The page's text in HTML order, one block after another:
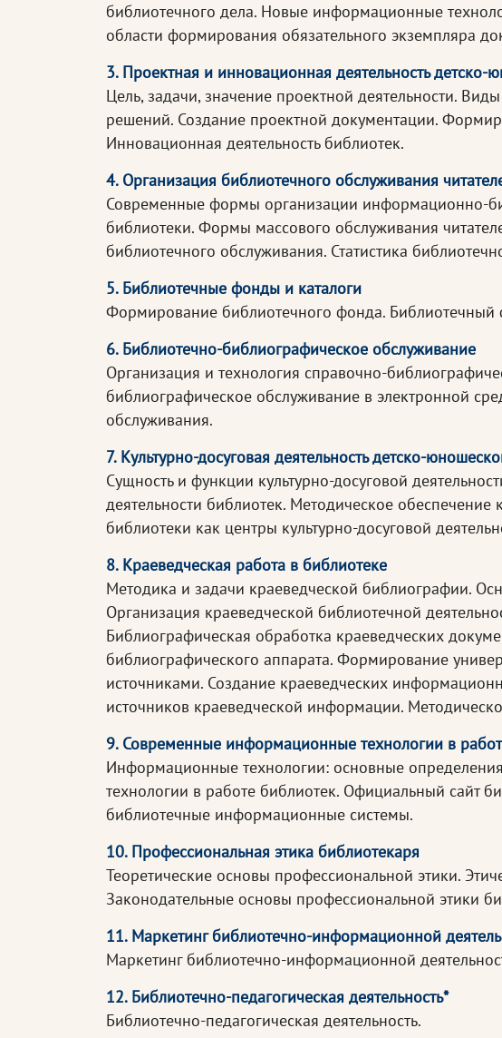
библиотечного дела. Новые информационные
области формирования обязательного экземпляра
3. Проектная и инновационная деятельность детско-
Цель, задачи, значение проектной деятельности.
решений. Создание проектной документации.
Инновационная деятельность библиотек.
4. Организация библиотечного обслуживания
Современные формы организации информационно-
библиотеки. Формы массового обслуживания
библиотечного обслуживания. Статистика
5. Библиотечные фонды и каталоги
Формирование библиотечного фонда. Библиотечный
6. Библиотечно-библиографическое обслуживание
Организация и технология справочно-
библиографическое обслуживание в электронной
обслуживания.
7. Культурно-досуговая деятельность детско-
Сущность и функции культурно-досуговой
деятельности библиотек. Методическое
библиотеки как центры культурно-досуговой
8. Краеведческая работа в библиотеке
Методика и задачи краеведческой библиографии.
Организация краеведческой библиотечной
Библиографическая обработка краеведческих
библиографического аппарата. Формирование
источниками. Создание краеведческих
источников краеведческой информации.
9. Современные информационные технологии в
Информационные технологии: основные
технологии в работе библиотек. Официальный сайт
библиотечные информационные системы.
10. Профессиональная этика библиотекаря
Теоретические основы профессиональной этики.
Законодательные основы профессиональной этики
11. Маркетинг библиотечно-информационной
Маркетинг библиотечно-информационной
12. Библиотечно-педагогическая деятельность*
Библиотечно-педагогическая деятельность.